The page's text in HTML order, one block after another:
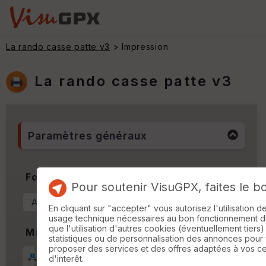
La rando casse patte v3 > Impression
La rando casse patte v3
Paramètres généraux
Format & Orientation
Marges
Pour soutenir VisuGPX, faites le
En cliquant sur "accepter" vous autorisez l'utilisation
usage technique nécessaires au bon fonctionnement
que l'utilisation d'autres cookies (éventuellement
statistiques ou de personnalisation des annonces pour
proposer des services et des offres adaptées à vos
d'interêt.